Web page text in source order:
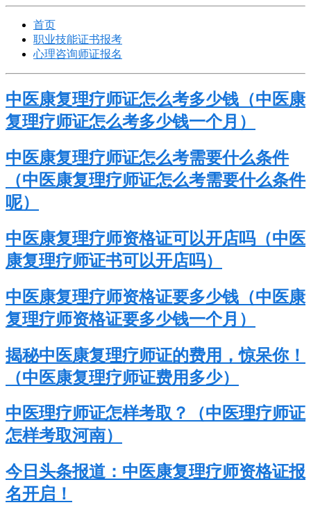
首页
职业技能证书报考
心理咨询师证报名
中医康复理疗师证怎么考多少钱（中医康
复理疗师证怎么考多少钱一个月）
中医康复理疗师证怎么考需要什么条件
（中医康复理疗师证怎么考需要什么条件
呢）
中医康复理疗师资格证可以开店吗（中医
康复理疗师证书可以开店吗）
中医康复理疗师资格证要多少钱（中医康
复理疗师资格证要多少钱一个月）
揭秘中医康复理疗师证的费用，惊呆你！
（中医康复理疗师证费用多少）
中医理疗师证怎样考取？（中医理疗师证
怎样考取河南）
今日头条报道：中医康复理疗师资格证报
名开启！